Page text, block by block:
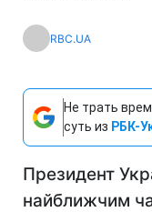
RBC.UA
Не трать
суть из РБК-
Президент
найближчим